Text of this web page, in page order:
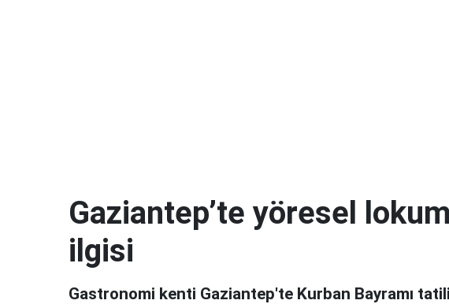
Gaziantep’te yöresel
ilgisi
Gastronomi kenti Gaziantep'te Kurban Bayramı